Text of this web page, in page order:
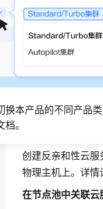
换本产品的不同产品
。
在使用节点池部
用节点池的云服
节点层面：
物理机反亲和：使
云服务器组是华
创建反亲和性云服
物理主机上。详情
在节点池中关联云